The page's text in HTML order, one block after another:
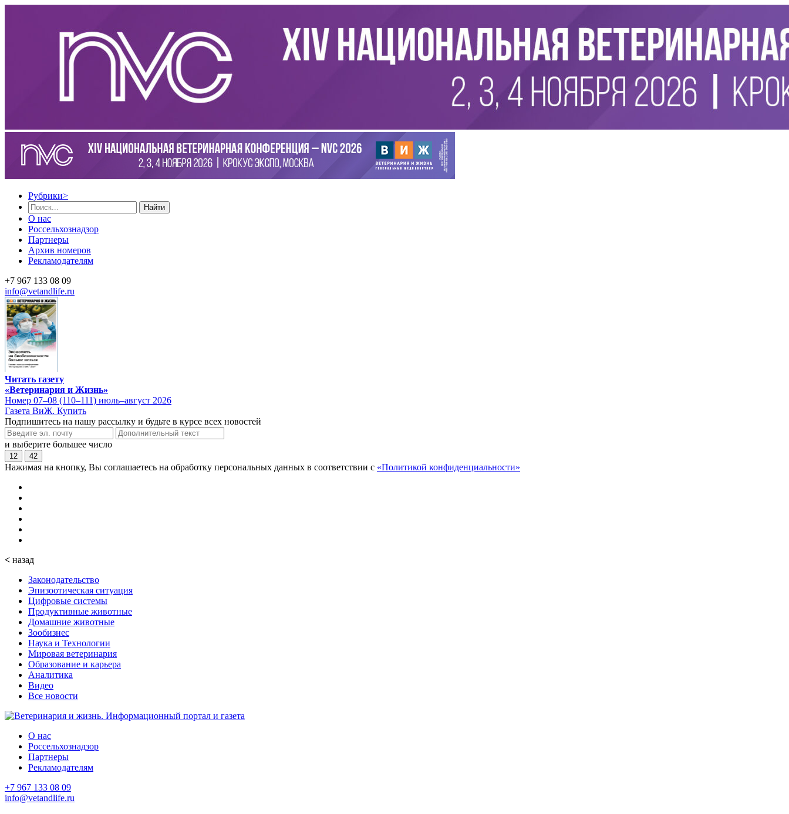
Рубрики>
Найти
О нас
Россельхознадзор
Партнеры
Архив номеров
Рекламодателям
+7 967 133 08 09
info@vetandlife.ru
Читать газету
«Ветеринария и Жизнь»
Номер 07–08 (110–111) июль–август 2026
Газета ВиЖ. Купить
Подпишитесь на нашу рассылку и будьте в курсе всех новостей
и выберите большее число
12 42
Нажимая на кнопку, Вы соглашаетесь на обработку персональных данных в соответствии с «Политикой конфиденциальности»
< назад
Законодательство
Эпизоотическая ситуация
Цифровые системы
Продуктивные животные
Домашние животные
Зообизнес
Наука и Технологии
Мировая ветеринария
Образование и карьера
Аналитика
Видео
Все новости
О нас
Россельхознадзор
Партнеры
Рекламодателям
+7 967 133 08 09
info@vetandlife.ru